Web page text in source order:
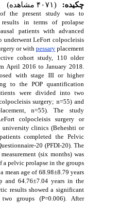
چکیده:
the present study was to
results in terms of prolapse
patients with advanced
underwent LeFort colpocleisis
surgery or withpessaryplacement.
cohort study, 110 older
April 2016 to January 2018.
with stage III or higher
to the POP quantification
were divided into two
colpocleisis surgery; n=55) and
n=55). The study
colpocleisis surgery or
university clinics (Beheshti or
completed the Pelvic
20 (PFDI-20). The
measurement (six months) was
a pelvic prolapse in the groups.
a mean age of 68.98±8.79 years
and 64.76±7.04 years in the
results showed a significant
two groups (P=0.006). After